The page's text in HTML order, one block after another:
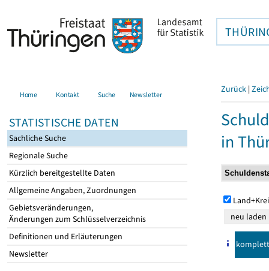
Home Kontakt Suche Newsletter
STATISTISCHE DATEN
Sachliche Suche
Regionale Suche
Kürzlich bereitgestellte Daten
Allgemeine Angaben, Zuordnungen
Gebietsveränderungen,
Änderungen zum Schlüsselverzeichnis
Definitionen und Erläuterungen
Newsletter
Zurück |
in
komplett